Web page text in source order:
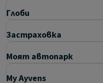
Глоби
Застраховка
Моят автопарк
My Ayvens